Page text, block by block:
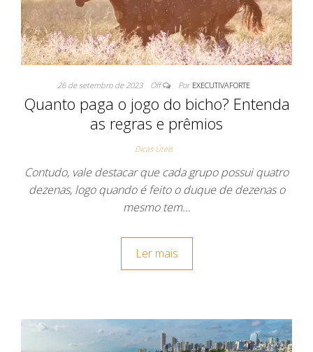
26 de setembro de 2023 Off Por EXECUTIVAFORTE
Quanto paga o jogo do bicho? Entenda
as regras e prêmios
Dicas Úteis
Contudo, vale destacar que cada grupo possui quatro
dezenas, logo quando é feito o duque de dezenas o
mesmo tem…
Ler mais